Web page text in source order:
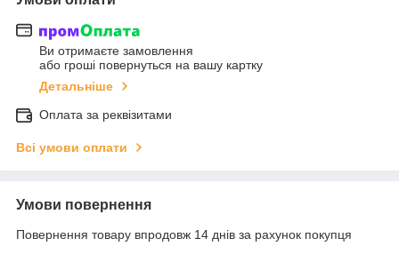
Ви отримаєте замовлення
або гроші повернуться на вашу картку
Детальніше
Оплата за реквізитами
Всі умови оплати
Умови повернення
Повернення товару впродовж 14 днів за рахунок покупця